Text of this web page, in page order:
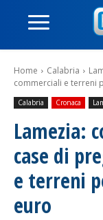
Home Calabria
commerciali e terreni
Calabria Cronaca
Lamezia:
case di
e terreni
euro